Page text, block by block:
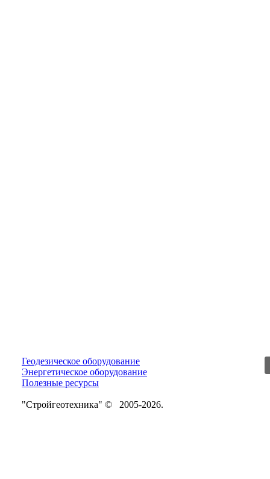
Геодезическое оборудование
Энергетическое оборудование
Полезные ресурсы
"Стройгеотехника" © 2005-2026.